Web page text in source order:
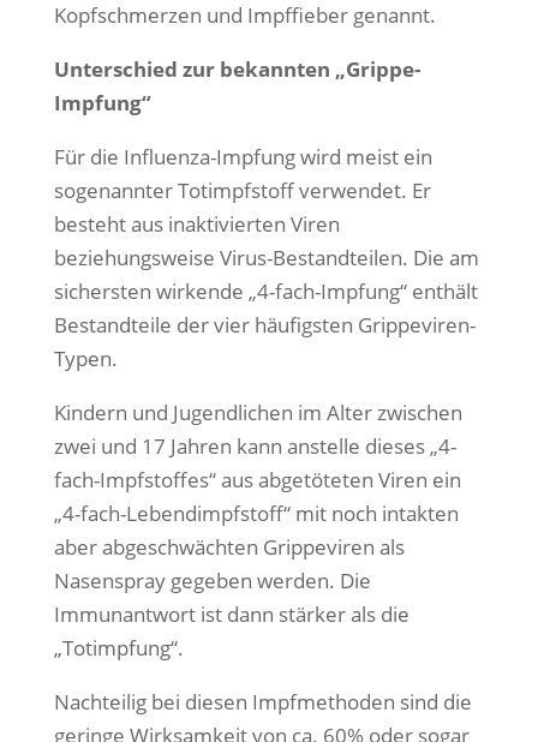
Kopfschmerzen und Impffieber genannt.
Unterschied zur bekannten „Grippe-
Impfung“
Für die Influenza-Impfung wird meist ein
sogenannter Totimpfstoff verwendet. Er
besteht aus inaktivierten Viren
beziehungsweise Virus-Bestandteilen. Die am
sichersten wirkende „4-fach-Impfung“ enthält
Bestandteile der vier häufigsten Grippeviren-
Typen.
Kindern und Jugendlichen im Alter zwischen
zwei und 17 Jahren kann anstelle dieses „4-
fach-Impfstoffes“ aus abgetöteten Viren ein
„4-fach-Lebendimpfstoff“ mit noch intakten
aber abgeschwächten Grippeviren als
Nasenspray gegeben werden. Die
Immunantwort ist dann stärker als die
„Totimpfung“.
Nachteilig bei diesen Impfmethoden sind die
geringe Wirksamkeit von ca. 60% oder sogar